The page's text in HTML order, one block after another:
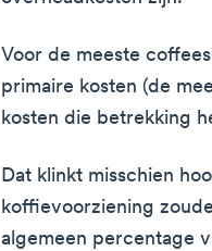
Voor de meeste
primaire kosten (de
kosten die betrekking
Dat klinkt misschien
koffievoorziening
algemeen percentage